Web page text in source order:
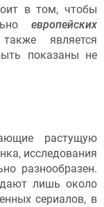
в том, чтобы
европейских
является
показаны не
растущую
исследования
разнообразен.
лишь около
сериалов, в